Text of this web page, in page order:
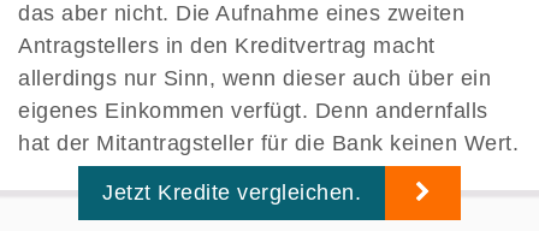
das aber nicht. Die Aufnahme eines zweiten
Antragstellers in den Kreditvertrag macht
allerdings nur Sinn, wenn dieser auch über ein
eigenes Einkommen verfügt. Denn andernfalls
hat der Mitantragsteller für die Bank keinen Wert.
Jetzt Kredite vergleichen.